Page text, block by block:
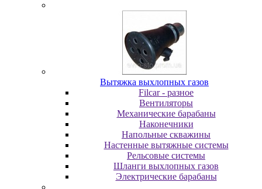
Вытяжка выхлопных газов
Filcar - разное
Вентиляторы
Механические барабаны
Наконечники
Напольные скважины
Настенные вытяжные системы
Рельсовые системы
Шланги выхлопных газов
Электрические барабаны